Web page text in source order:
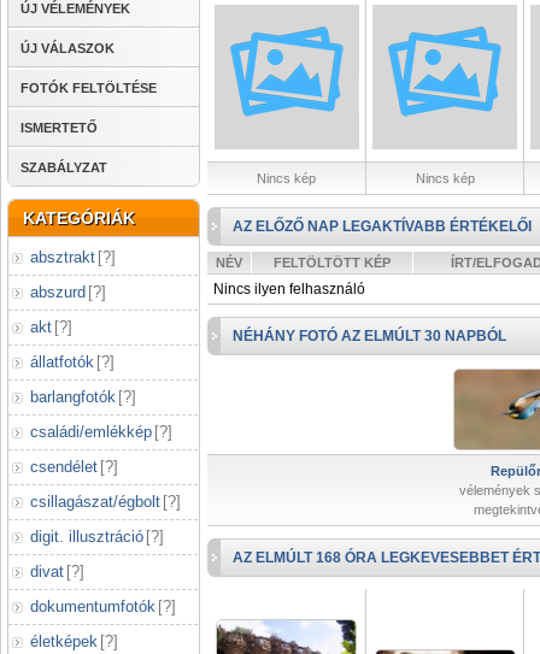
ÚJ VÉLEMÉNYEK
ÚJ VÁLASZOK
FOTÓK FELTÖLTÉSE
ISMERTETŐ
SZABÁLYZAT
KATEGÓRIÁK
absztrakt [?]
abszurd [?]
akt [?]
állatfotók [?]
barlangfotók [?]
családi/emlékkép [?]
csendélet [?]
csillagászat/égbolt [?]
digit. illusztráció [?]
divat [?]
dokumentumfotók [?]
életképek [?]
Nincs kép Nincs kép
AZ ELŐZŐ NAP LEGAKTÍVABB ÉRTÉKELŐI
NÉV FELTÖLTÖTT KÉP ÍRT/
Nincs ilyen felhasználó
NÉHÁNY FOTÓ AZ ELMÚLT 30 NAPBÓL
vélemények
AZ ELMÚLT 168 ÓRA LEGKEVESEBBET